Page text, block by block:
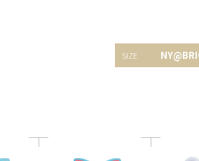
NY@BRICK 招き猫 青
蓄光 400％